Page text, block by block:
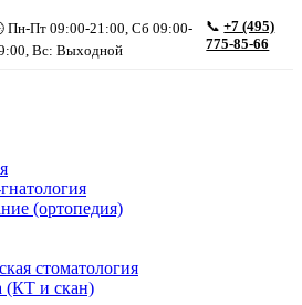
Пн-Пт 09:00-21:00, Сб 09:00-
Вс: Выходной
📞+7 (495)
775-85-66
(ортопедия)
стоматология
(КТ и скан)